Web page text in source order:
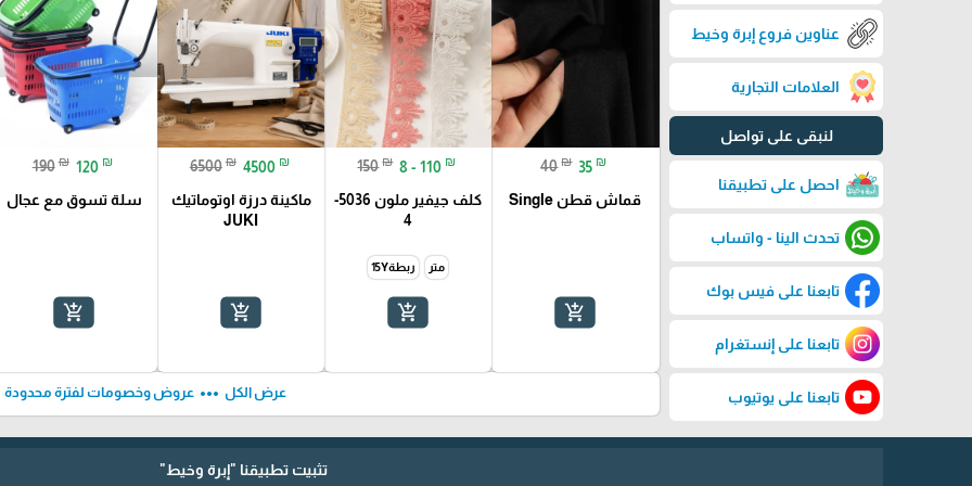
عناوين فروع إبرة وخيط
العلامات التجارية
لنبقى على تواصل
احصل على تطبيقنا
تحدث الينا - واتساب
تابعنا على فيس بوك
تابعنا على إنستغرام
تابعنا على يوتيوب
40 ₪ 35 ₪
قماش قطن Single
add_shopping_cart
150 ₪ 8 - 110 ₪
كلف جيفير ملون 5036-
4
متر ربطة15Y
add_shopping_cart
6500 ₪ 4500 ₪
ماكينة درزة اوتوماتيك
JUKI
add_shopping_cart
190 ₪ 120 ₪
سلة تسوق مع عجال
add_shopping_cart
عرض الكل more_horiz عروض وخصومات لفترة محدودة
تثبيت تطبيقنا "إبرة وخيط"